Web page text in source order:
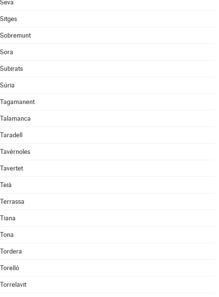
Seva
Sitges
Sobremunt
Sora
Subirats
Súria
Tagamanent
Talamanca
Taradell
Tavèrnoles
Tavertet
Teià
Terrassa
Tiana
Tona
Tordera
Torelló
Torrelavit